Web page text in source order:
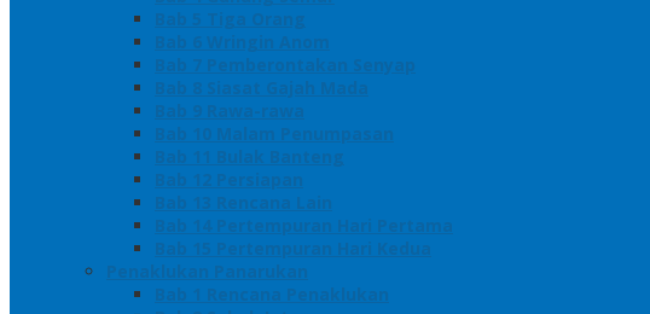
Bab 5 Tiga Orang
Bab 6 Wringin Anom
Bab 7 Pemberontakan Senyap
Bab 8 Siasat Gajah Mada
Bab 9 Rawa-rawa
Bab 10 Malam Penumpasan
Bab 11 Bulak Banteng
Bab 12 Persiapan
Bab 13 Rencana Lain
Bab 14 Pertempuran Hari Pertama
Bab 15 Pertempuran Hari Kedua
Penaklukan Panarukan
Bab 1 Rencana Penaklukan